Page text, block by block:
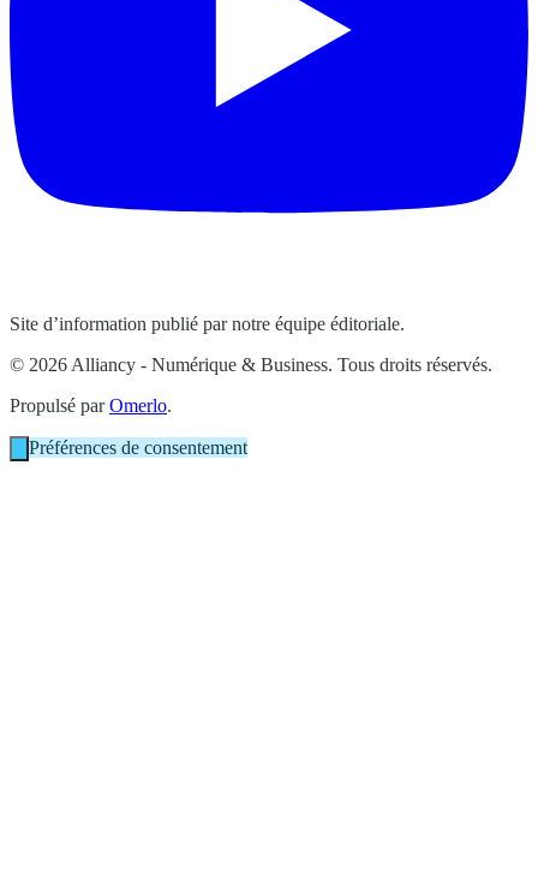
Site d’information publié par notre équipe éditoriale.
© 2026 Alliancy - Numérique & Business. Tous droits réservés.
Propulsé parOmerlo.
Préférences de consentement